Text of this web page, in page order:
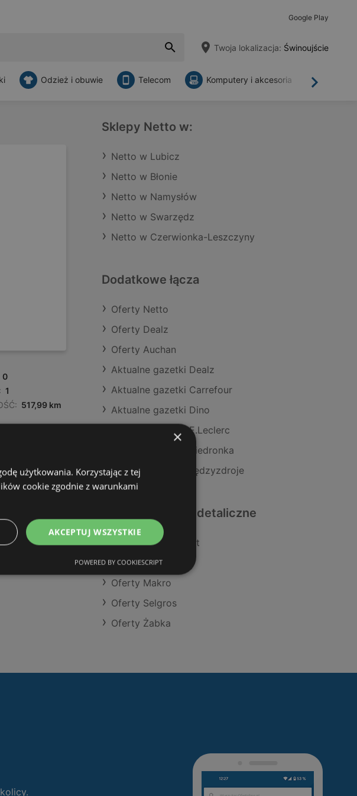
Google Play
Twoja lokalizacja: Świnoujście
Dalej
Odzież i obuwie Telecom Komputery i akcesoria
0
1
517,99 km
Sklepy Netto w:
Netto w Lubicz
Netto w Błonie
Netto w Namysłów
Netto w Swarzędz
Netto w Czerwionka-Leszczyny
Dodatkowe łącza
Oferty Netto
Oferty Dealz
Oferty Auchan
Aktualne gazetki Dealz
Aktualne gazetki Carrefour
Aktualne gazetki Dino
Aktualne gazetki E.Leclerc
Aktualne gazetki Biedronka
Sklepy Netto w Międzyzdroje
Podobne sklepy detaliczne
Oferty POLOmarket
Oferty Action
Oferty Makro
Oferty Selgros
Oferty Żabka
×
użytkowania. Korzystając z tej
cookie zgodnie z warunkami
AKCEPTUJ WSZYSTKIE
POWERED BY COOKIESCRIPT